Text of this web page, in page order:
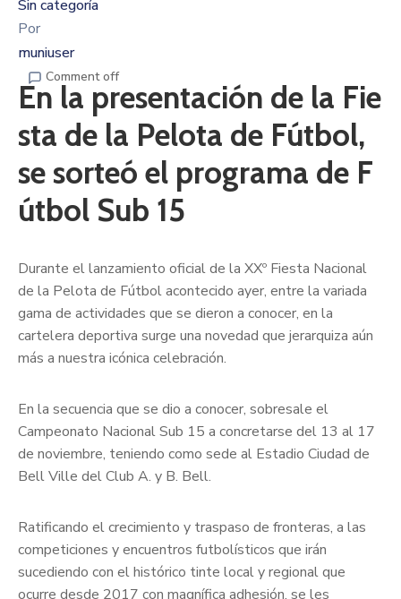
Sin categoría
Por
muniuser
Comment off
En la presentación de la Fie
sta de la Pelota de Fútbol,
se sorteó el programa de F
útbol Sub 15
Durante el lanzamiento oficial de la XXº Fiesta Nacional
de la Pelota de Fútbol acontecido ayer, entre la variada
gama de actividades que se dieron a conocer, en la
cartelera deportiva surge una novedad que jerarquiza aún
más a nuestra icónica celebración.
En la secuencia que se dio a conocer, sobresale el
Campeonato Nacional Sub 15 a concretarse del 13 al 17
de noviembre, teniendo como sede al Estadio Ciudad de
Bell Ville del Club A. y B. Bell.
Ratificando el crecimiento y traspaso de fronteras, a las
competiciones y encuentros futbolísticos que irán
sucediendo con el histórico tinte local y regional que
ocurre desde 2017 con magnífica adhesión, se les